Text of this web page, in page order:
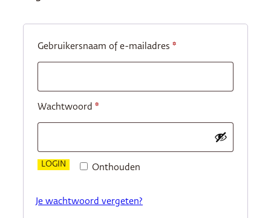
Gebruikersnaam of e-mailadres *Vereist
Wachtwoord *Vereist
Onthouden
LOGIN
Je wachtwoord vergeten?